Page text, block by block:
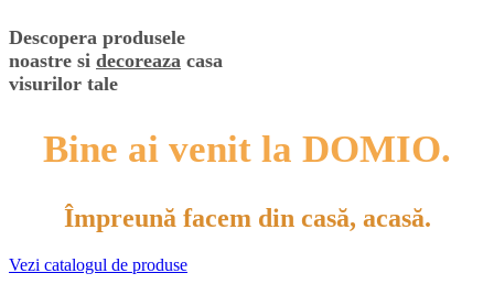
Descopera produsele
noastre si decoreaza casa
visurilor tale
Bine ai venit la DOMIO.
Împreună facem din casă, acasă.
Vezi catalogul de produse